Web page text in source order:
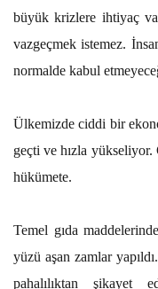
büyük krizlere ihtiyaç
vazgeçmek istemez.
normalde kabul
Ülkemizde ciddi bir
geçti ve hızla
hükümete.
Temel gıda
yüzü aşan zamlar
pahalılıktan şikayet